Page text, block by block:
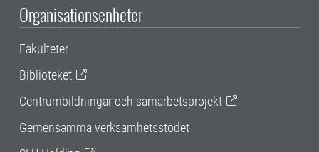
Organisationsenheter
Fakulteter
Biblioteket
Centrumbildningar och samarbetsprojekt
Gemensamma verksamhetsstödet